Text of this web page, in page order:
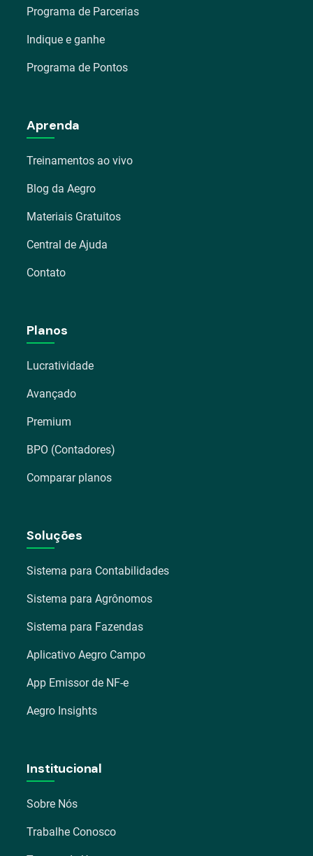
Programa de Parcerias
Indique e ganhe
Programa de Pontos
Aprenda
Treinamentos ao vivo
Blog da Aegro
Materiais Gratuitos
Central de Ajuda
Contato
Planos
Lucratividade
Avançado
Premium
BPO (Contadores)
Comparar planos
Soluções
Sistema para Contabilidades
Sistema para Agrônomos
Sistema para Fazendas
Aplicativo Aegro Campo
App Emissor de NF-e
Aegro Insights
Institucional
Sobre Nós
Trabalhe Conosco